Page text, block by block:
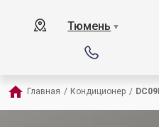
Тюмень ▼
Главная / Кондиционер /